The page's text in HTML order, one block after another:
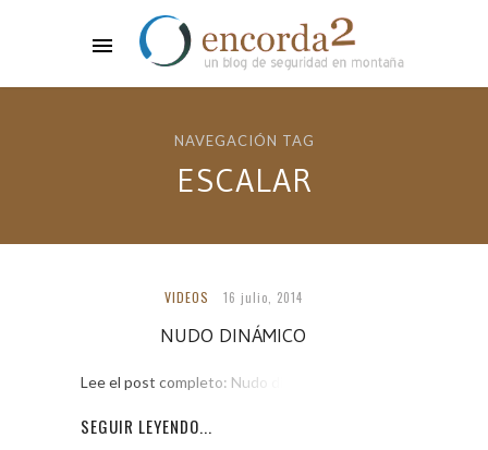
NAVEGACIÓN TAG
ESCALAR
VIDEOS 16 julio, 2014
NUDO DINÁMICO
Lee el post completo: Nudo dinámico
SEGUIR LEYENDO...